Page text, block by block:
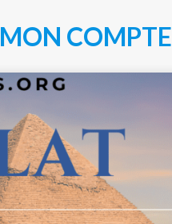
MON COMPTE